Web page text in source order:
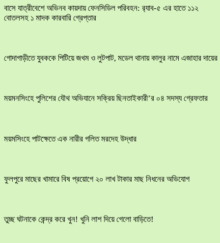
বাসে যাত্রীবেশে অভিনব কায়দায় ফেনসিডিল পরিবহন: র‍্যাব-৫ এর হাতে ১১২
বোতলসহ ১ মাদক কারবারি গ্রেপ্তার
​গোদাগাড়ীতে যুবককে পিটিয়ে জখম ও লুটপাট, মডেল থানায় কালুর নামে এজাহার দায়ের
ময়মনসিংহে পুলিশের যৌথ অভিযানে সক্রিয় ছিনতাইকারী’র ০৪ সদস্য গ্রেফতার
ময়মসিংহে পাটক্ষেতে এক নারীর গলিত মরদেহ উদ্ধার
ফুলপুরে মাছের খামারে বিষ প্রয়োগে ২০ লাখ টাকার মাছ নিধনের অভিযোগ
তুচ্ছ ঘটনাকে কেন্দ্র করে খুন! খুনি লাশ দিয়ে গেলো বাড়িতে!